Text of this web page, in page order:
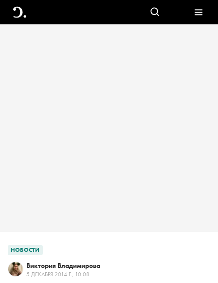
НОВОСТИ
Виктория Владимирова
5 ДЕКАБРЯ 2014 Г., 10:08